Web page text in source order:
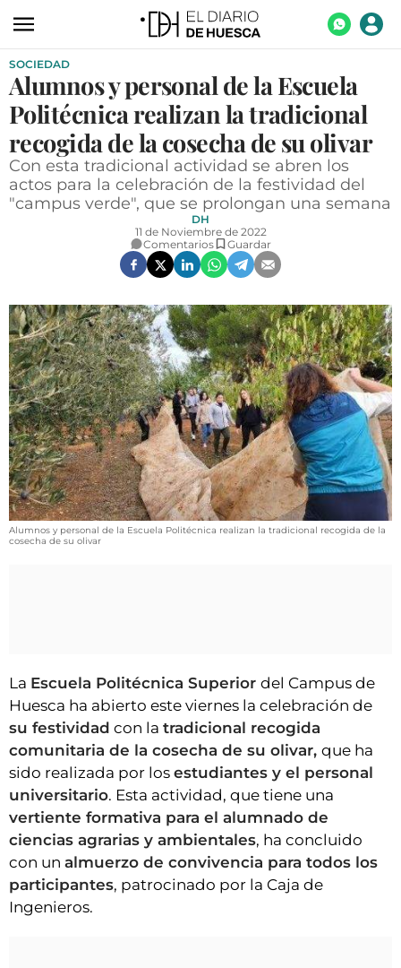
ACTUALIDAD
ECONOMÍA
TECNOLOGÍA
TURISMO
AGROALIMENTACIÓN
SOCIEDAD
OPINIÓN
GALERÍAS
VÍDEOS
CONTACTAR
FIESTAS EN EL ALTO ARAGÓN
FIESTAS DE SAN LORENZO
AGENDA
CLUB DEL AMIGO MILITANTE
INICIAR SESIÓN
SOCIEDAD
Alumnos y personal de la Escuela
Politécnica realizan la tradicional
recogida de la cosecha de su olivar
Con esta tradicional actividad se abren los
actos para la celebración de la festividad del
"campus verde", que se prolongan una semana
DH
11 de Noviembre de 2022
Comentarios
Guardar
Alumnos y personal de la Escuela Politécnica realizan la tradicional recogida de la
cosecha de su olivar
La Escuela Politécnica Superior del Campus de
Huesca ha abierto este viernes la celebración de
su festividad con la tradicional recogida
comunitaria de la cosecha de su olivar, que ha
sido realizada por los estudiantes y el personal
universitario. Esta actividad, que tiene una
vertiente formativa para el alumnado de
ciencias agrarias y ambientales, ha concluido
con un almuerzo de convivencia para todos los
participantes, patrocinado por la Caja de
Ingenieros.